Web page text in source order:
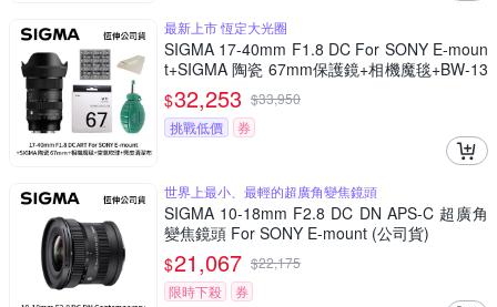
最新上市 恆定大光圈
SIGMA 17-40mm F1.8 DC For SONY E-moun
t+SIGMA 陶瓷 67mm保護鏡+相機魔毯+BW-13
0吹球+3030麂皮清潔布 (公司貨)
$32,253 $33,950
挑戰低價
券
世界上最小、最輕的超廣角變焦鏡頭
SIGMA 10-18mm F2.8 DC DN APS-C 超廣角
變焦鏡頭 For SONY E-mount (公司貨)
$21,067 $22,175
限時下殺
券